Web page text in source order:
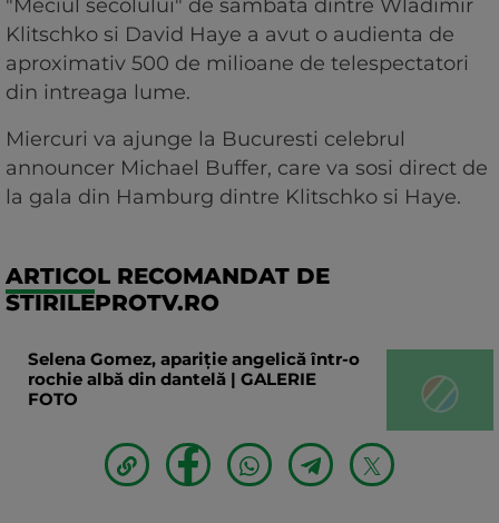
"Meciul secolului" de sambata dintre Wladimir
Klitschko si David Haye a avut o audienta de
aproximativ 500 de milioane de telespectatori
din intreaga lume.
Miercuri va ajunge la Bucuresti celebrul
announcer Michael Buffer, care va sosi direct de
la gala din Hamburg dintre Klitschko si Haye.
ARTICOL RECOMANDAT DE
STIRILEPROTV.RO
Selena Gomez, apariție angelică într-o
rochie albă din dantelă | GALERIE
FOTO